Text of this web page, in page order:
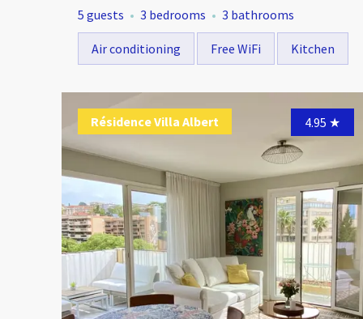
5 guests 3 bedrooms 3 bathrooms
Air conditioning Free WiFi Kitchen
Résidence Villa Albert 4.95 ★